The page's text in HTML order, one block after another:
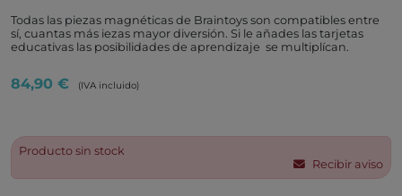
Todas las piezas magnéticas de Braintoys son compatibles entre
sí, cuantas más iezas mayor diversión. Si le añades las tarjetas
educativas las posibilidades de aprendizaje se multiplícan.
84,90 € (IVA incluido)
Producto sin stock
Recibir aviso